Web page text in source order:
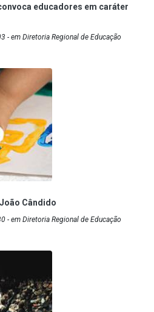
educadores em caráter
em Diretoria Regional de Educação
Cândido
em Diretoria Regional de Educação